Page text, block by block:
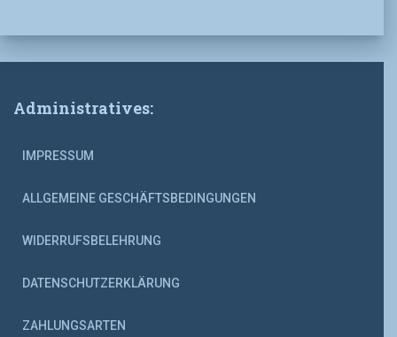
Administratives:
IMPRESSUM
ALLGEMEINE GESCHÄFTSBEDINGUNGEN
WIDERRUFSBELEHRUNG
DATENSCHUTZERKLÄRUNG
ZAHLUNGSARTEN